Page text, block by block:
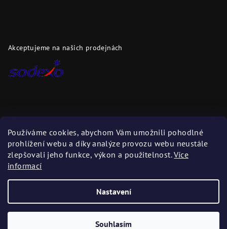
Používáme cookies, abychom Vám umožnili pohodlné
prohlížení webu a díky analýze provozu webu neustále
zlepšovali jeho funkce, výkon a použitelnost.Více
informací
Nastavení
Souhlasím
Akceptujeme na našich prodejnách
Zboží zasíláme těmito dopravci